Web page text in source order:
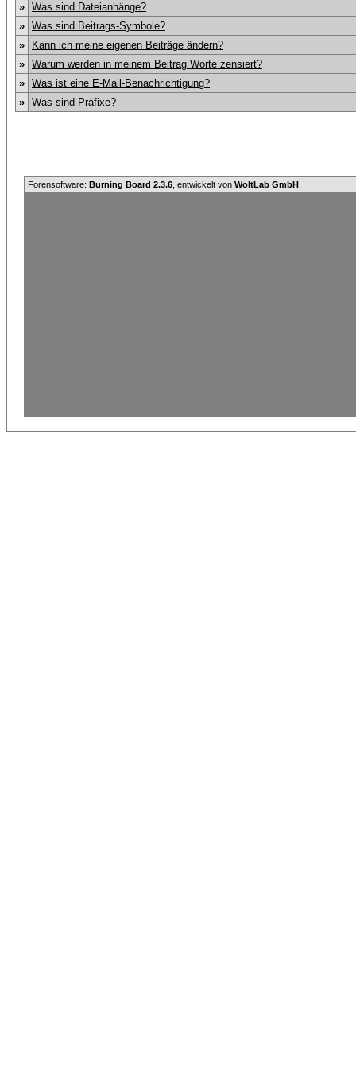
» Was sind Dateianhänge?
» Was sind Beitrags-Symbole?
»
Kann ich meine eigenen Beiträge ändern?
» Warum werden in meinem Beitrag Worte zensiert?
» Was ist eine E-Mail-Benachrichtigung?
» Was sind Präfixe?
Forensoftware: Burning Board 2.3.6 , entwickelt von WoltLab GmbH